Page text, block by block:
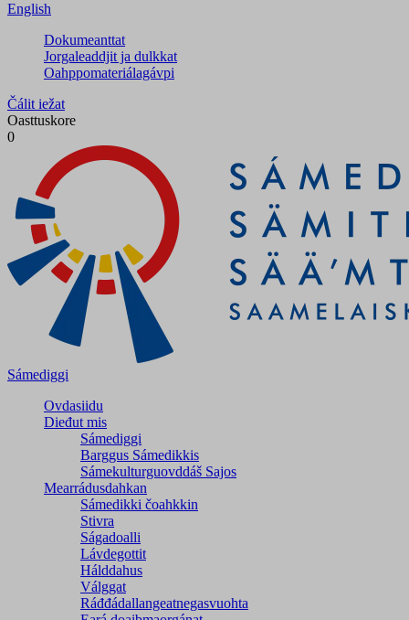
English
Dokumeanttat
Jorgaleaddjit ja dulkkat
Oahppomateriálagávpi
Čálit iežat
Oasttuskore
0
Sámediggi
Ovdasiidu
Dieđut mis
Sámediggi
Barggus Sámedikkis
Sámekulturguovddáš Sajos
Mearrádusdahkan
Sámedikki čoahkkin
Stivra
Ságadoalli
Lávdegottit
Hálddahus
Válggat
Ráđđádallangeatnegas­vuohta